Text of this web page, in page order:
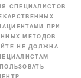
СПЕЦИАЛИСТОВ
ПРИ
МЕТОДОВ
НЕ ДОЛЖНА